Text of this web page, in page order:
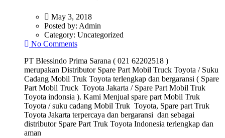
May 3, 2018
Posted by: Admin
Category: Uncategorized
No Comments
PT Blessindo Prima Sarana ( 021 62202518 )
merupakan Distributor Spare Part Mobil Truck Toyota / Suku
Cadang Mobil Truk Toyota terlengkap dan bergaransi ( Spare
Part Mobil Truck Toyota Jakarta / Spare Part Mobil Truk
Toyota indonsia ). Kami Menjual spare part Mobil Truk
Toyota / suku cadang Mobil Truk Toyota, Spare part Truk
Toyota Jakarta terpercaya dan bergaransi dan sebagai
distributor Spare Part Truk Toyota Indonesia terlengkap dan
aman